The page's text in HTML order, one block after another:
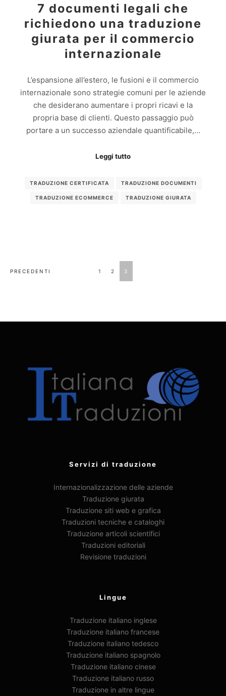
7 documenti legali che
richiedono una traduzione
giurata per il commercio
internazionale
L’espansione all’estero, le fusioni e il commercio
internazionale sono strategie comuni per le aziende
che desiderano aumentare i propri ricavi e la
propria base di clienti. Questo passaggio può
portare a un successo aziendale quantificabile,…
Leggi tutto
TRADUZIONE CERTIFICATA TRADUZIONE DOCUMENTI
TRADUZIONE ECOMMERCE TRADUZIONE GIURATA
Paginazione
PRECEDENTI 1 2 3
Servizi di traduzione
Internazionalizzazione delle aziende
Traduzione giurata
Traduzione siti web e grafica
Traduzioni tecniche e cataloghi
Traduzione articoli scientifici
Traduzioni editoriali
Revisione traduzioni
Lingue
Traduzione italiano inglese
Traduzione italiano francese
Traduzione italiano tedesco
Traduzione italiano spagnolo
Traduzione italiano cinese
Traduzione italiano russo
Traduzione in altre lingue